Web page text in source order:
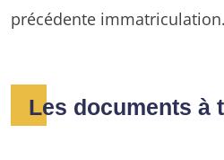
précédente immatriculation.
Les documents à